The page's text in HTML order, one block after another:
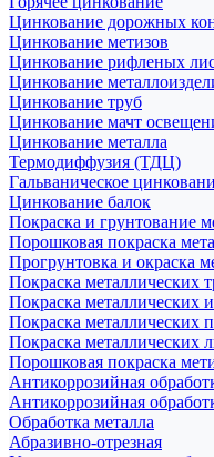
Цинкование дорожных
Цинкование метизов
Цинкование рифленых
Цинкование
Цинкование труб
Цинкование мачт
Цинкование металла
Термодиффузия (ТДЦ)
Гальваническое
Цинкование балок
Покраска и грунтование
Порошковая покраска
Прогрунтовка и окраска
Покраска металлических
Покраска металлических
Покраска металлических
Покраска металлических
Порошковая покраска
Антикоррозийная
Антикоррозийная
Обработка металла
Абразивно-отрезная